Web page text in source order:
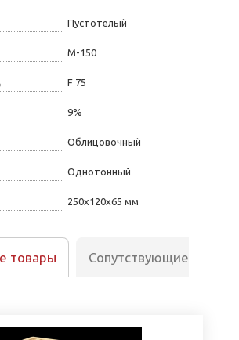
Пустотелый
М-150
F 75
9%
Облицовочный
Однотонный
250х120х65 мм
товары
Сопутствующие